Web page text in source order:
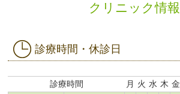
クリニック情報
診療時間・休診日
診療時間 月 火 水 木 金